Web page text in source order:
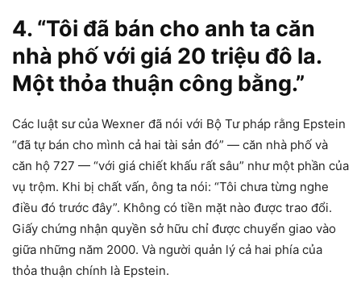
4. “Tôi đã bán cho anh ta căn
nhà phố với giá 20 triệu đô la.
Một thỏa thuận công bằng.”
Các luật sư của Wexner đã nói với Bộ Tư pháp rằng Epstein
“đã tự bán cho mình cả hai tài sản đó” — căn nhà phố và
căn hộ 727 — “với giá chiết khấu rất sâu” như một phần của
vụ trộm. Khi bị chất vấn, ông ta nói: “Tôi chưa từng nghe
điều đó trước đây”. Không có tiền mặt nào được trao đổi.
Giấy chứng nhận quyền sở hữu chỉ được chuyển giao vào
giữa những năm 2000. Và người quản lý cả hai phía của
thỏa thuận chính là Epstein.